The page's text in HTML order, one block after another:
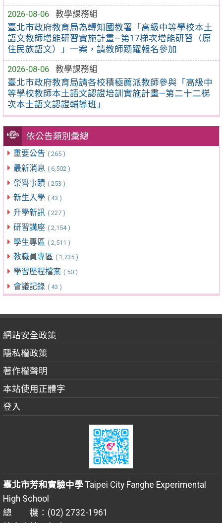
2026-08-06
教學課務組
臺北市政府教育局為轉知國教署「高級中等學校本土
語文教師增能研習實施計畫—第17梯次增能研習（原
住民族語文）」一案，請教師踴躍報名參加
2026-08-06
教學課務組
臺北市政府教育局請各校積極薦派教師參與「高級中
等學校教師本土語文認證培訓實施計畫—第二十二梯
次本土語文認證輔導班」
依公告類別彙總
重要公告 ( 265 )
最新消息 ( 6,502 )
榮譽事蹟 ( 253 )
新生入學 ( 43 )
升學新訊 ( 227 )
研習講座 ( 2,154 )
學生專區 ( 2,511 )
教職員專區 ( 1,735 )
學習歷程檔案 ( 50 )
會議記錄 ( 43 )
網站安全政策
隱私權政策
著作權聲明
本站使用正體字
登入
臺北市芳和實驗中學Taipei City Fanghe Experimental
High School
總 機：(02) 2732-1961